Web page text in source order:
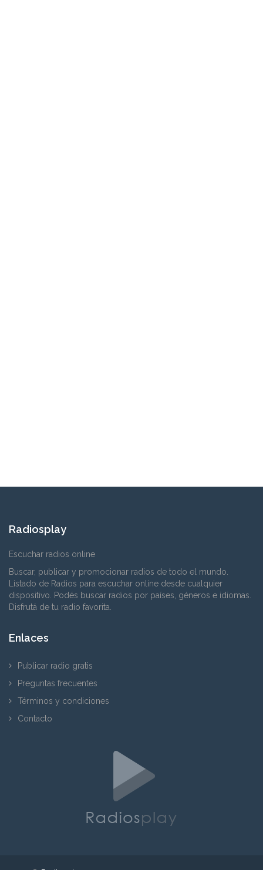
Radiosplay
Escuchar radios online
Buscar, publicar y promocionar radios de todo el mundo.
Listado de Radios para escuchar online desde cualquier
dispositivo. Podés buscar radios por países, géneros e idiomas.
Disfrutá de tu radio favorita.
Enlaces
Publicar radio gratis
Preguntas frecuentes
Términos y condiciones
Contacto